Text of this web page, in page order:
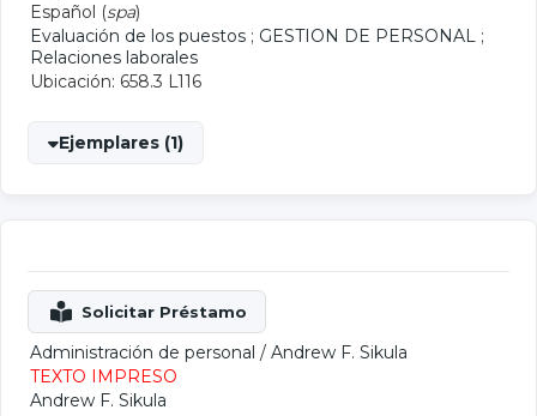
Español (spa)
Evaluación de los puestos ; GESTION DE PERSONAL ;
Relaciones laborales
Ubicación: 658.3 L116
Ejemplares (1)
Administración de personal / Andrew F. Sikula
TEXTO IMPRESO
Andrew F. Sikula